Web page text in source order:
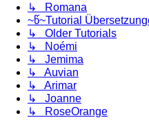
↳ Romana
~წ~Tutorial
↳ Older Tutorials
↳ Noémi
↳ Jemima
↳ Auvian
↳ Arimar
↳ Joanne
↳ RoseOrange